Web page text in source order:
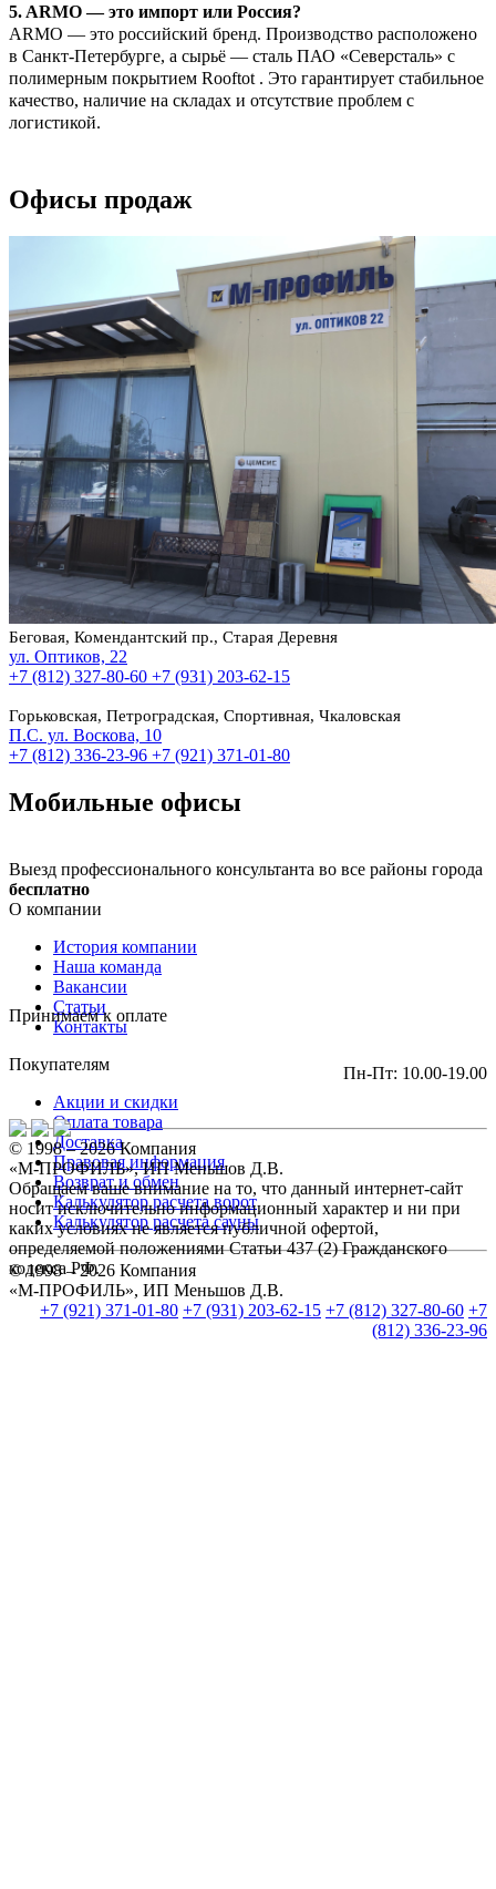
5. ARMO — это импорт или Россия?
ARMO — это российский бренд. Производство расположено
в Санкт-Петербурге, а сырьё — сталь ПАО «Северсталь» с
полимерным покрытием Rooftot . Это гарантирует стабильное
качество, наличие на складах и отсутствие проблем с
логистикой.
Офисы продаж
Беговая, Комендантский пр., Старая Деревня
ул. Оптиков, 22
+7 (812) 327-80-60 +7 (931) 203-62-15
Горьковская, Петроградская, Спортивная, Чкаловская
П.С. ул. Воскова, 10
+7 (812) 336-23-96 +7 (921) 371-01-80
Мобильные офисы
Выезд профессионального консультанта во все районы города
бесплатно
О компании
История компании
Наша команда
Вакансии
Статьи
Контакты
Покупателям
Акции и скидки
Оплата товара
Доставка
Правовая информация
Возврат и обмен
Калькулятор расчета ворот
Калькулятор расчета сауны
© 1998 – 2026 Компания
«М-ПРОФИЛЬ», ИП Меньшов Д.В.
+7 (921) 371-01-80 +7 (931) 203-62-15 +7 (812) 327-80-60 +7
(812) 336-23-96
Принимаем к оплате
Пн-Пт: 10.00-19.00
© 1998 – 2026 Компания
«М-ПРОФИЛЬ», ИП Меньшов Д.В.
Обращаем ваше внимание на то, что данный интернет-сайт
носит исключительно информационный характер и ни при
каких условиях не является публичной офертой,
определяемой положениями Статьи 437 (2) Гражданского
кодекса РФ.